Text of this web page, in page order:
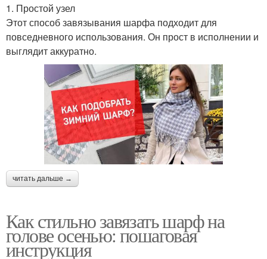
1. Простой узел
Этот способ завязывания шарфа подходит для
повседневного использования. Он прост в исполнении и
выглядит аккуратно.
читать дальше →
Как стильно завязать шарф на
голове осенью: пошаговая
инструкция